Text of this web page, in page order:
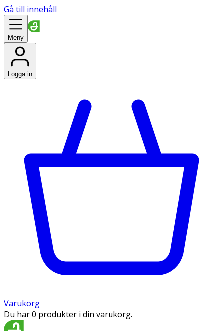
Gå till innehåll
Meny
Logga in
Varukorg
Du har 0 produkter i din varukorg.